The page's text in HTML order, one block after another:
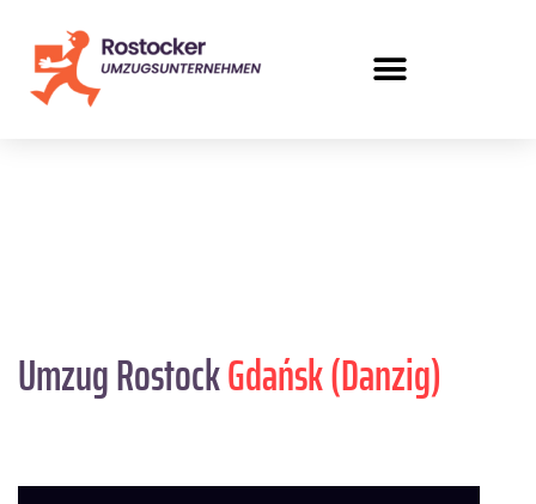
Umzug RostockGdańsk (Danzig)